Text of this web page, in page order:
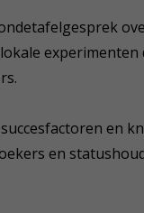
en
en